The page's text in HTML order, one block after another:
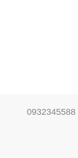
0932345588